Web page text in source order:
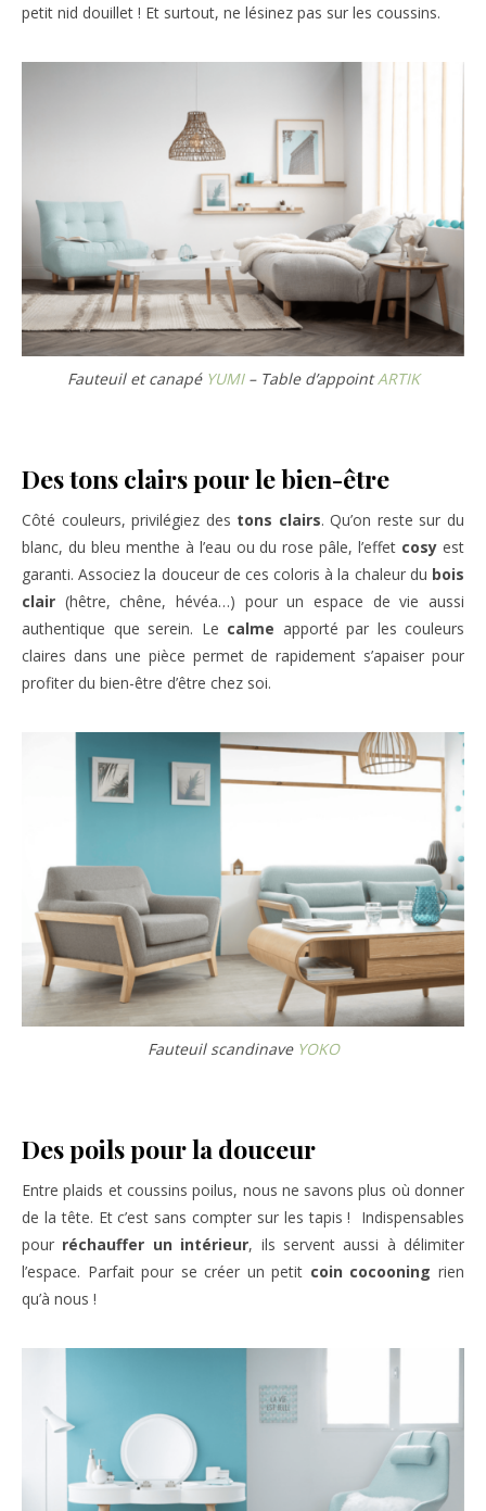
petit nid douillet ! Et surtout, ne lésinez pas sur les coussins.
Fauteuil et canapé YUMI– Table d’appointARTIK
Des tons clairs pour le bien-être
Côté couleurs, privilégiez des tons clairs. Qu’on reste sur du
blanc, du bleu menthe à l’eau ou du rose pâle, l’effet cosyest
garanti. Associez la douceur de ces coloris à la chaleur du bois
clair (hêtre, chêne, hévéa…) pour un espace de vie aussi
authentique que serein. Le calme apporté par les couleurs
claires dans une pièce permet de rapidement s’apaiser pour
profiter du bien-être d’être chez soi.
Fauteuil scandinave YOKO
Des poils pour la douceur
Entre plaids et coussins poilus, nous ne savons plus où donner
de la tête. Et c’est sans compter sur les tapis ! Indispensables
pour réchauffer un intérieur, ils servent aussi à délimiter
l’espace. Parfait pour se créer un petit coin cocooning rien
qu’à nous !